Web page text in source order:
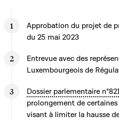
Approbation du projet de
du 25 mai 2023
Entrevue avec des
Luxembourgeois de
Dossier parlementaire
prolongement de
visant à limiter la hausse